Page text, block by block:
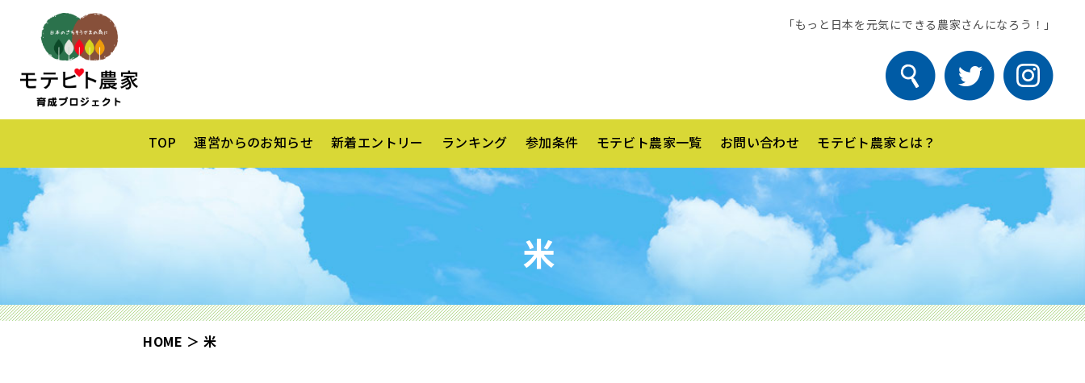
「もっと日本を元気にできる農家さんになろう！」
TOP 運営からのお知らせ 新着エントリー ランキング 参加条件 モテビト農家一覧 お問い合わせ モテビト農家とは？
米
HOME 米